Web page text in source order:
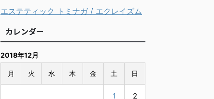
エステティック トミナガ / エクレイズム
カレンダー
2018年12月
月 火 水 木 金 土 日
1 2